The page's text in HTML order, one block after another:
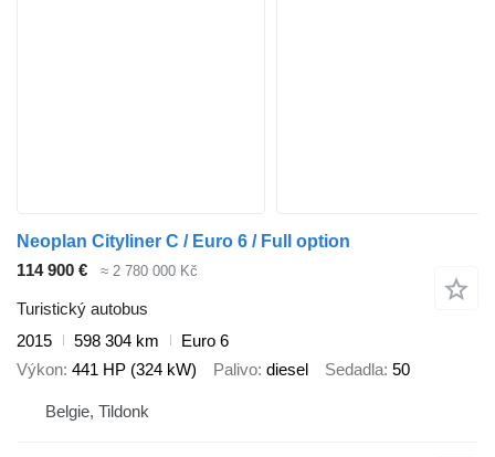
Neoplan Cityliner C / Euro 6 / Full option
114 900 €
≈ 2 780 000 Kč
Turistický autobus
2015
598 304 km
Euro 6
Výkon 441 HP (324 kW) Palivo diesel Sedadla 50
Belgie, Tildonk